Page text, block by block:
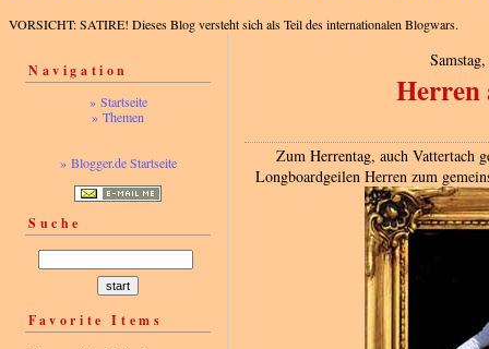
VORSICHT: SATIRE! Dieses Blog versteht sich als Teil des internationalen Blogwars.
Navigation
» Startseite
» Themen
» Blogger.de Startseite
Suche
Favorite Items
Herren
Zum Herrentag, auch Vattertach
Longboardgeilen Herren zum